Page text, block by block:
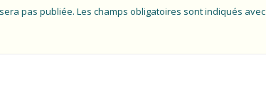
pas publiée. Les champs obligatoires sont indiqués avec